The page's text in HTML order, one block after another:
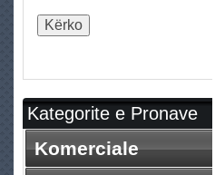
Kategorite e Pronave
Komerciale